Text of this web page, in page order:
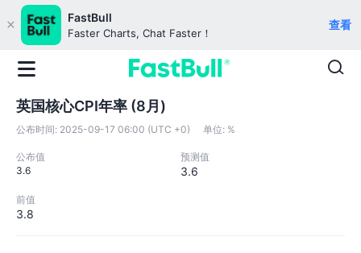
FastBull
Faster Charts, Chat Faster！
查看
英国核心CPI年率 (8月)
公布时间: 2025-09-17 06:00 (UTC +0) 单位: %
公布值
3.6
预测值
3.6
前值
3.8